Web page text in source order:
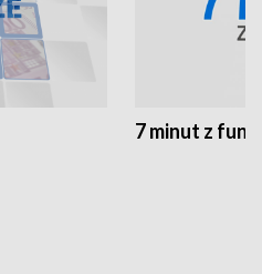
7 minut z